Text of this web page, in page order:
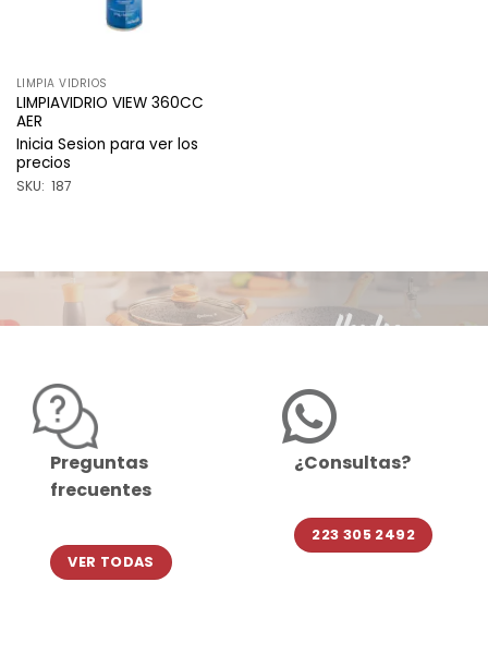
LIMPIA VIDRIOS
LIMPIAVIDRIO VIEW 360CC
AER
Inicia Sesion para ver los
precios
SKU: 187
Preguntas
frecuentes
VER TODAS
¿Consultas?
223 305 2492